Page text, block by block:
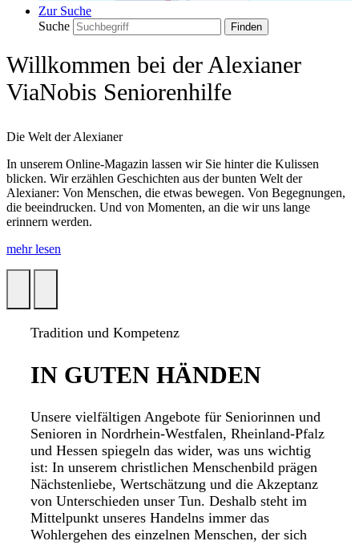
Zur Suche
Suche
Willkommen bei der Alexianer
ViaNobis Seniorenhilfe
Die Welt der Alexianer
In unserem Online-Magazin lassen wir Sie hinter die Kulissen
blicken. Wir erzählen Geschichten aus der bunten Welt der
Alexianer: Von Menschen, die etwas bewegen. Von Begegnungen,
die beeindrucken. Und von Momenten, an die wir uns lange
erinnern werden.
mehr lesen
Tradition und Kompetenz
IN GUTEN HÄNDEN
Unsere vielfältigen Angebote für Seniorinnen und
Senioren in Nordrhein-Westfalen, Rheinland-Pfalz
und Hessen spiegeln das wider, was uns wichtig
ist: In unserem christlichen Menschenbild prägen
Nächstenliebe, Wertschätzung und die Akzeptanz
von Unterschieden unser Tun. Deshalb steht im
Mittelpunkt unseres Handelns immer das
Wohlergehen des einzelnen Menschen, der sich